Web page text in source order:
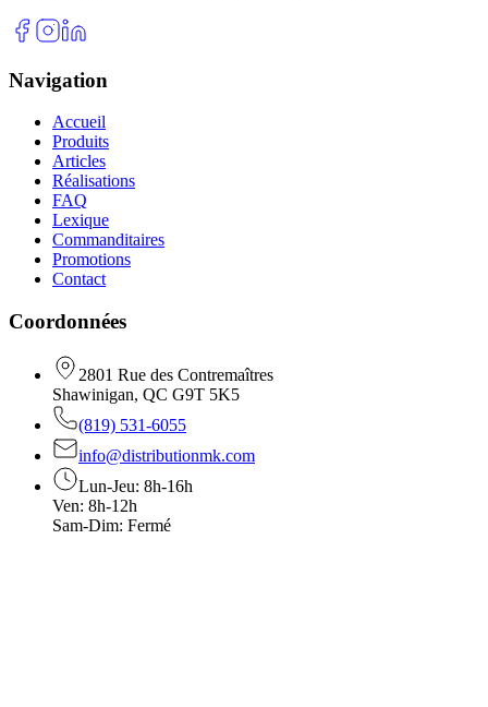
Navigation
Accueil
Produits
Articles
Réalisations
FAQ
Lexique
Commanditaires
Promotions
Contact
Coordonnées
2801 Rue des Contremaîtres
Shawinigan, QC G9T 5K5
(819) 531-6055
info@distributionmk.com
Lun-Jeu: 8h-16h
Ven: 8h-12h
Sam-Dim: Fermé